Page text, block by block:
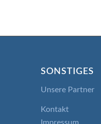
SONSTIGES
Unsere Partner
Kontakt